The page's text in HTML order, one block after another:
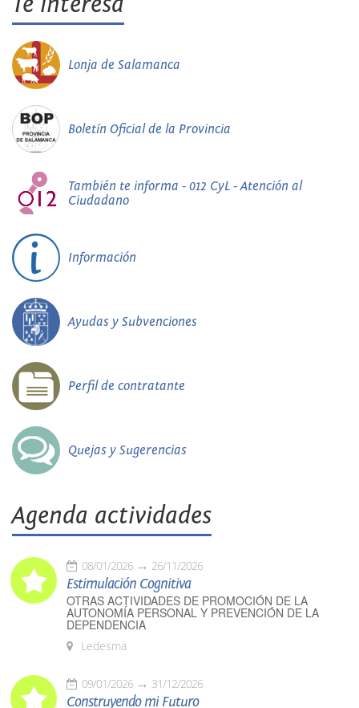
Lonja de Salamanca
Boletín Oficial de la Provincia
También te informa - 012 CyL - Atención al
Ciudadano
Información
Ayudas y Subvenciones
Perfil de contratante
Quejas y Sugerencias
Agenda actividades
08/01/2026 26/11/2026
Estimulación Cognitiva
OTRAS ACTIVIDADES DE PROMOCIÓN DE LA
AUTONOMÍA PERSONAL Y PREVENCIÓN DE LA
DEPENDENCIA
Ledesma
09/01/2026 31/12/2026
Construyendo mi Futuro